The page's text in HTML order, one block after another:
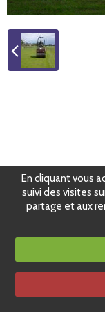
En cliquant vous
suivi des visites
partage et aux